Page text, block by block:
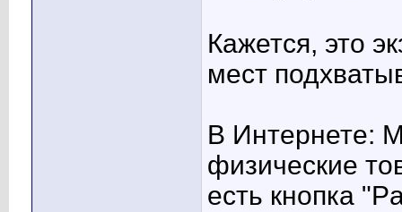
Кажется, это
мест
В Интернете:
физические
есть кнопка